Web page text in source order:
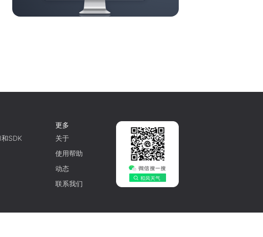
SDK
更多
关于
使用帮助
动态
联系我们